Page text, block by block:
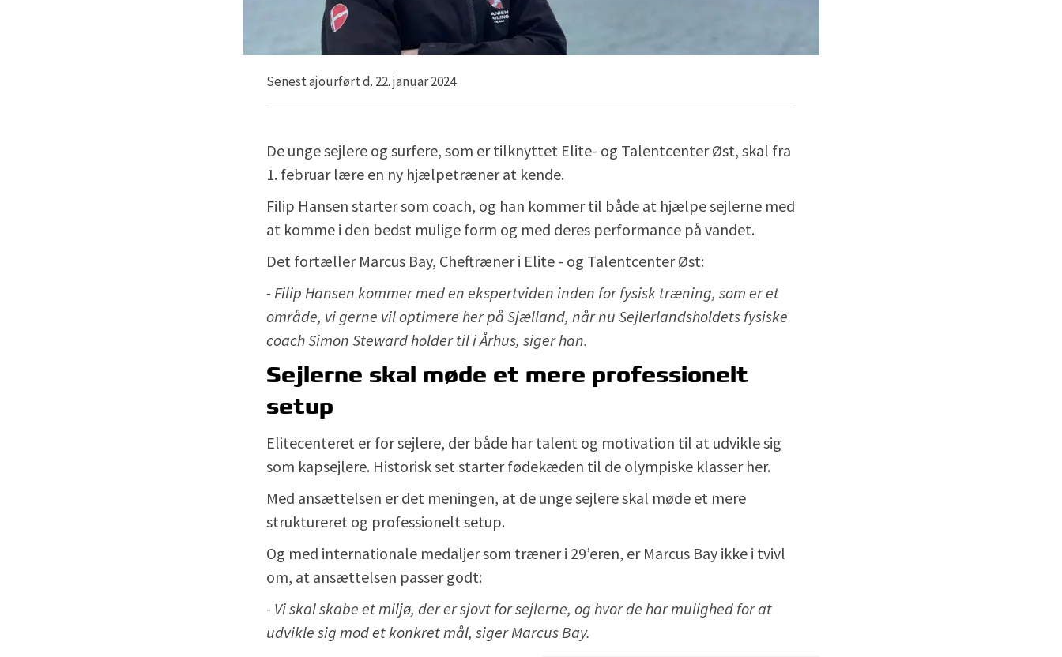
Senest ajourført d. 22. januar 2024
De unge sejlere og surfere, som er tilknyttet Elite- og Talentcenter Øst, skal fra
1. februar lære en ny hjælpetræner at kende.
Filip Hansen starter som coach, og han kommer til både at hjælpe sejlerne med
at komme i den bedst mulige form og med deres performance på vandet.
Det fortæller Marcus Bay, Cheftræner i Elite - og Talentcenter Øst:
- Filip Hansen kommer med en ekspertviden inden for fysisk træning, som er et
område, vi gerne vil optimere her på Sjælland, når nu Sejlerlandsholdets fysiske
coach Simon Steward holder til i Århus, siger han.
Sejlerne skal møde et mere professionelt
setup
Elitecenteret er for sejlere, der både har talent og motivation til at udvikle sig
som kapsejlere. Historisk set starter fødekæden til de olympiske klasser her.
Med ansættelsen er det meningen, at de unge sejlere skal møde et mere
struktureret og professionelt setup.
Og med internationale medaljer som træner i 29’eren, er Marcus Bay ikke i tvivl
om, at ansættelsen passer godt:
- Vi skal skabe et miljø, der er sjovt for sejlerne, og hvor de har mulighed for at
udvikle sig mod et konkret mål, siger Marcus Bay.